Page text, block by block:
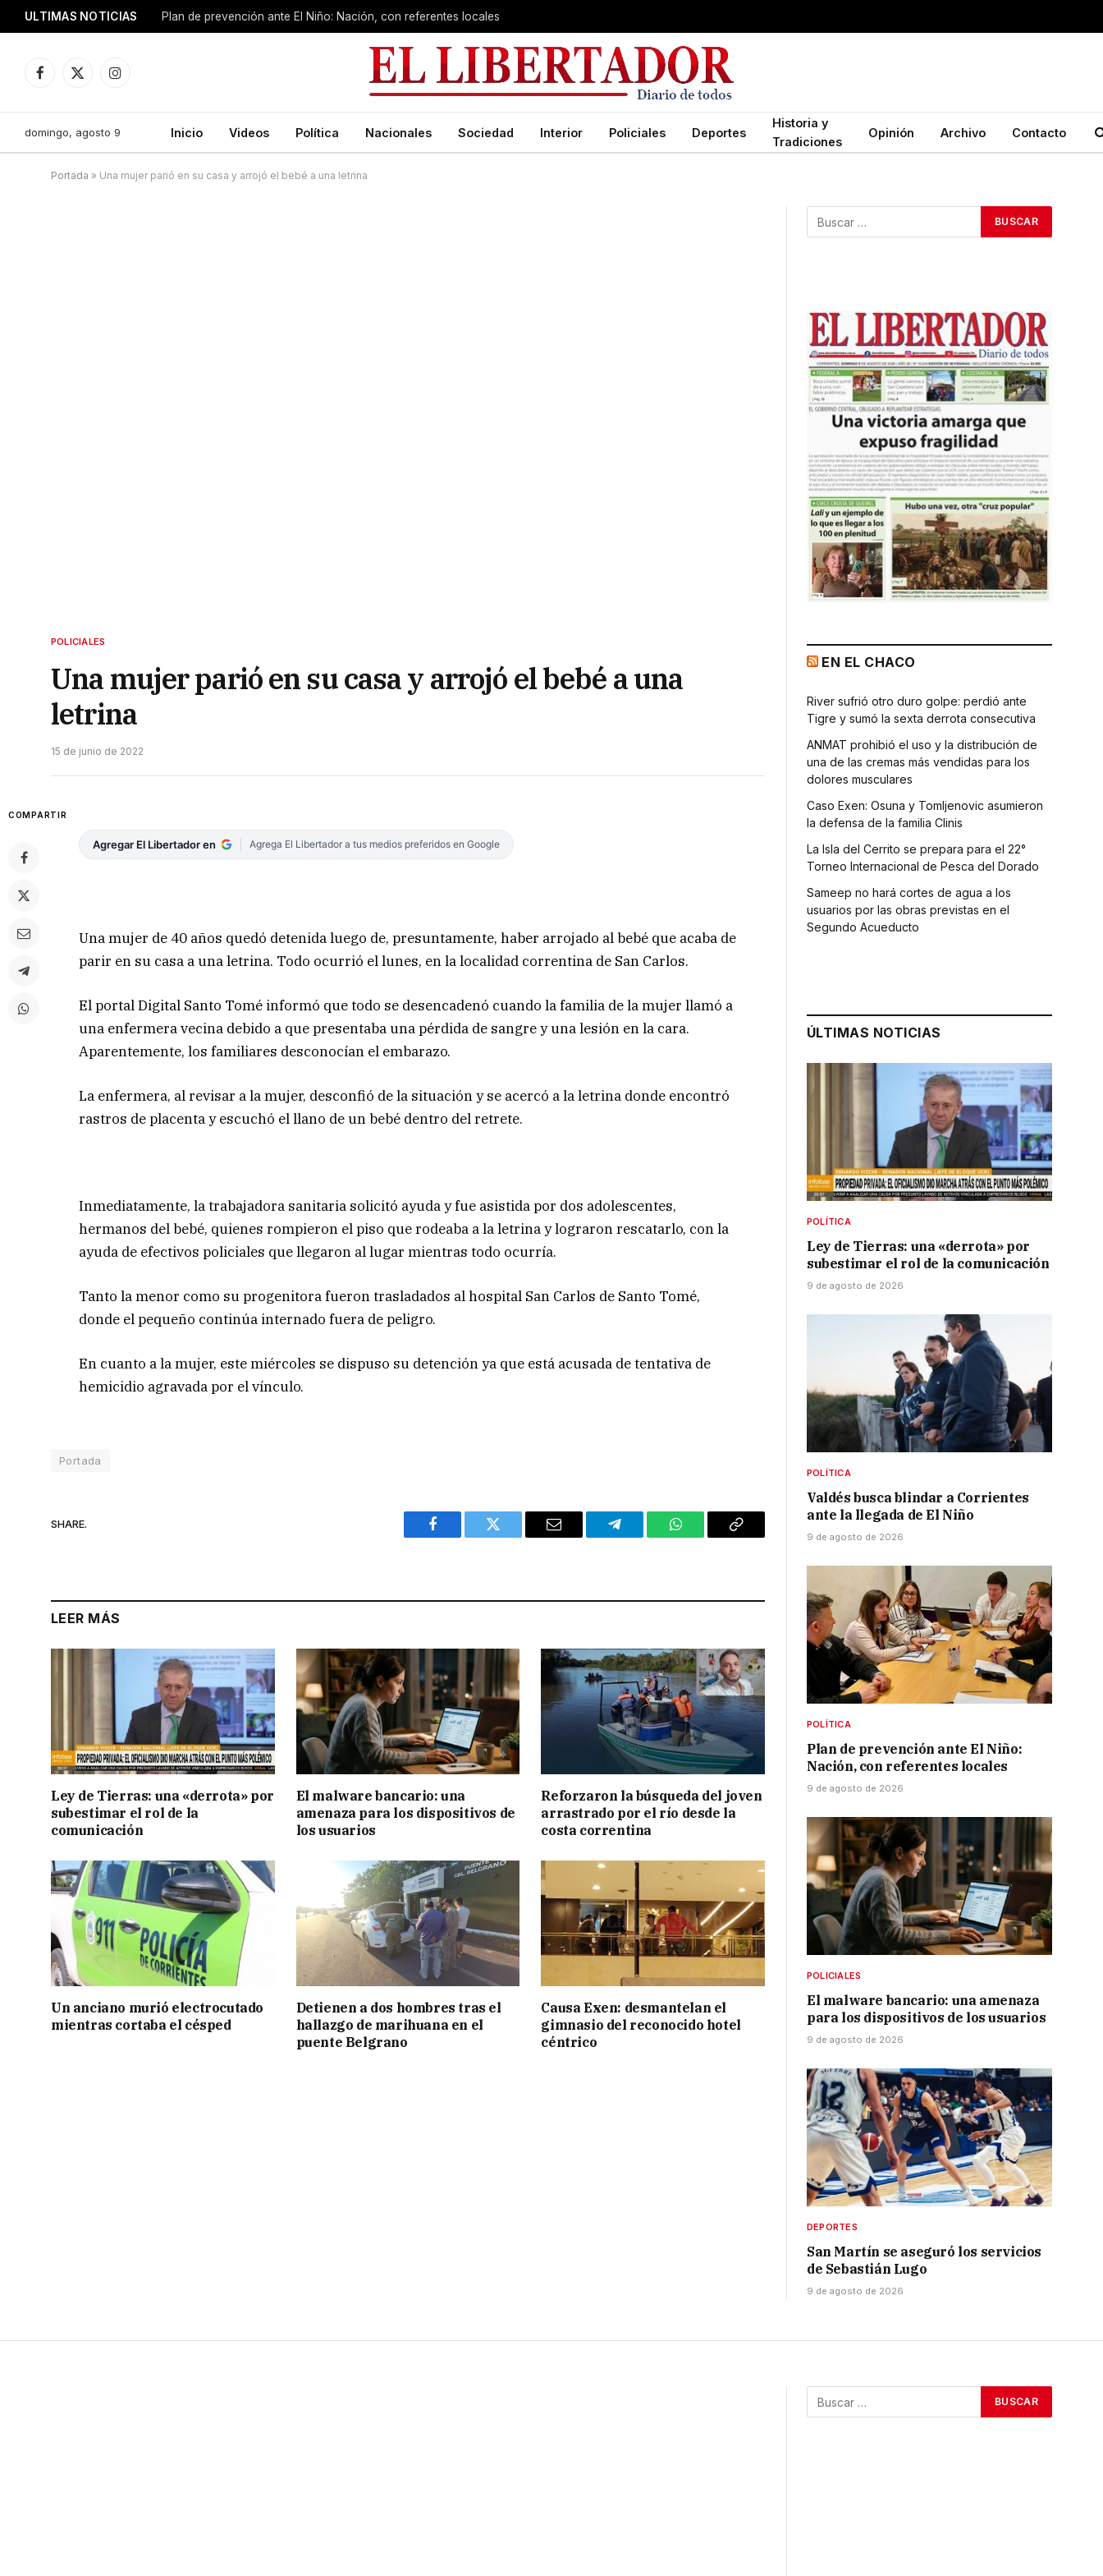
ULTIMAS NOTICIAS Plan de prevención ante El Niño: Nación, con referentes locales
Facebook
X
Instagram
domingo, agosto 9 Inicio Videos Política Nacionales Sociedad Interior Policiales Deportes
Historia y
Tradiciones
Opinión Archivo Contacto
Portada » Una mujer parió en su casa y arrojó el bebé a una letrina
POLICIALES
Una mujer parió en su casa y arrojó el bebé a una
letrina
15 de junio de 2022
COMPARTIR
Agregar El Libertador en Agrega El Libertador a tus medios preferidos en Google
Una mujer de 40 años quedó detenida luego de, presuntamente, haber arrojado al bebé que acaba de
parir en su casa a una letrina. Todo ocurrió el lunes, en la localidad correntina de San Carlos.
El portal Digital Santo Tomé informó que todo se desencadenó cuando la familia de la mujer llamó a
una enfermera vecina debido a que presentaba una pérdida de sangre y una lesión en la cara.
Aparentemente, los familiares desconocían el embarazo.
La enfermera, al revisar a la mujer, desconfió de la situación y se acercó a la letrina donde encontró
rastros de placenta y escuchó el llano de un bebé dentro del retrete.
Inmediatamente, la trabajadora sanitaria solicitó ayuda y fue asistida por dos adolescentes,
hermanos del bebé, quienes rompieron el piso que rodeaba a la letrina y lograron rescatarlo, con la
ayuda de efectivos policiales que llegaron al lugar mientras todo ocurría.
Tanto la menor como su progenitora fueron trasladados al hospital San Carlos de Santo Tomé,
donde el pequeño continúa internado fuera de peligro.
En cuanto a la mujer, este miércoles se dispuso su detención ya que está acusada de tentativa de
hemicidio agravada por el vínculo.
Portada
SHARE.
Facebook Twitter Email Telegram WhatsAppCopy
LEER MÁS
Ley de Tierras: una «derrota» por
subestimar el rol de la
comunicación
El malware bancario: una
amenaza para los dispositivos de
los usuarios
Reforzaron la búsqueda del joven
arrastrado por el río desde la
costa correntina
Un anciano murió electrocutado
mientras cortaba el césped
Detienen a dos hombres tras el
hallazgo de marihuana en el
puente Belgrano
Causa Exen: desmantelan el
gimnasio del reconocido hotel
céntrico
EN EL CHACO
River sufrió otro duro golpe: perdió ante
Tigre y sumó la sexta derrota consecutiva
ANMAT prohibió el uso y la distribución de
una de las cremas más vendidas para los
dolores musculares
Caso Exen: Osuna y Tomljenovic asumieron
la defensa de la familia Clinis
La Isla del Cerrito se prepara para el 22°
Torneo Internacional de Pesca del Dorado
Sameep no hará cortes de agua a los
usuarios por las obras previstas en el
Segundo Acueducto
ÚLTIMAS NOTICIAS
POLÍTICA
Ley de Tierras: una «derrota» por
subestimar el rol de la comunicación
9 de agosto de 2026
POLÍTICA
Valdés busca blindar a Corrientes
ante la llegada de El Niño
9 de agosto de 2026
POLÍTICA
Plan de prevención ante El Niño:
Nación, con referentes locales
9 de agosto de 2026
POLICIALES
El malware bancario: una amenaza
para los dispositivos de los usuarios
9 de agosto de 2026
DEPORTES
San Martín se aseguró los servicios
de Sebastián Lugo
9 de agosto de 2026